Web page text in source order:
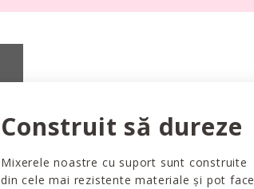
Construit să dureze
Mixerele noastre cu suport sunt construite
din cele mai rezistente materiale și pot face